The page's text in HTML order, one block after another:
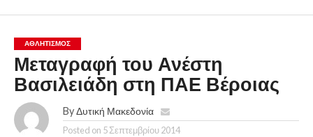
ΑΘΛΗΤΙΣΜΌΣ
Μεταγραφή του Ανέστη
Βασιλειάδη στη ΠΑΕ Βέροιας
By Δυτική Μακεδονία
Posted on 5 Σεπτεμβρίου 2014